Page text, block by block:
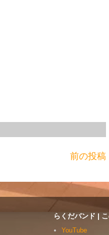
前の投稿
らくだバンド |
YouTube